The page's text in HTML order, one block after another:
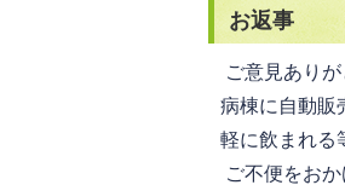
お返事
ご意見ありが
病棟に自動販
軽に飲まれる
ご不便をお